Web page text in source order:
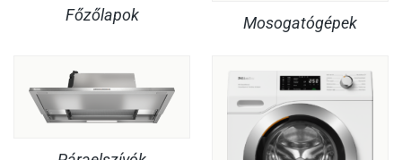
Főzőlapok Mosogatógépek